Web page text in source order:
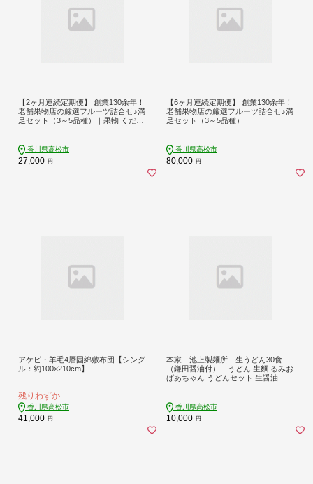
【2ヶ月連続定期便】 創業130余年！
老舗果物店の厳選フルーツ詰合せ♪満
足セット（3～5品種）｜果物 くだも
いちご 苺 キウイ 柿 ぶどう 葡萄 人気
おすすめ 香川 高松
香川県高松市
27,000 円
【6ヶ月連続定期便】 創業130余年！
老舗果物店の厳選フルーツ詰合せ♪満
足セット（3～5品種）
香川県高松市
80,000 円
アケビ・羊毛4層固綿敷布団【シング
ル：約100×210cm】
残りわずか
香川県高松市
41,000 円
本家 池上製麺所 生うどん30食
（鎌田醤油付）｜うどん 生麵 るみお
ばあちゃん うどんセット 生醤油 生
香川県高松市
10,000 円